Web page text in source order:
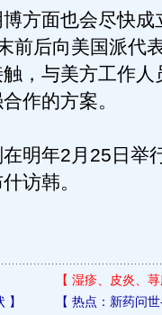
面也会尽快成
前后向美国派代
，与美方工作人
作的方案。
年2月25日举
访韩。
【 湿疹、皮炎、
】 【 热点：新药问